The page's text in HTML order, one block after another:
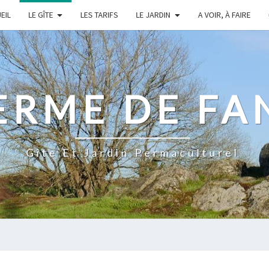
LE GÎTE LES TARIFS LE JARDIN A VOIR, À FAIRE
DE
Gîte Et Jardin Permaculturel